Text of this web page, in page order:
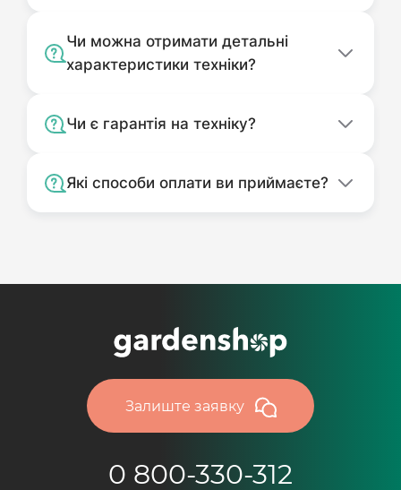
Чи можна отримати детальні
характеристики техніки?
Чи є гарантія на техніку?
Які способи оплати ви приймаєте?
Залиште заявку
0 800-330-312